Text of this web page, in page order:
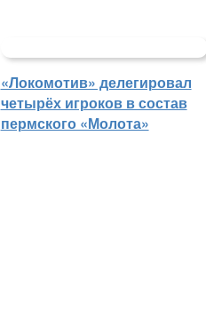
«Локомотив» делегировал
четырёх игроков в состав
пермского «Молота»